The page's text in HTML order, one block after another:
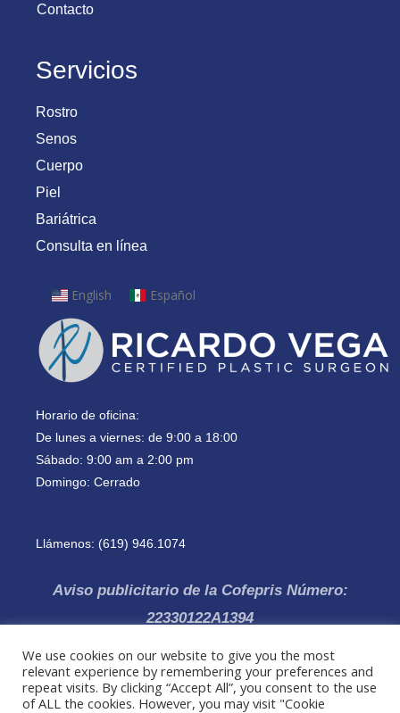
Contacto
Servicios
Rostro
Senos
Cuerpo
Piel
Bariátrica
Consulta en línea
English Español
Horario de oficina:
De lunes a viernes: de 9:00 a 18:00
Sábado: 9:00 am a 2:00 pm
Domingo: Cerrado
Llámenos: (619) 946.1074
Aviso publicitario de la Cofepris Número:
22330122A1394
Todos los derechos reservados 2021 © Dr Ricardo Vega, Cirujano
Plástico y Estético Especialista | Política de Privacidad |Clínica ubicada
en Tijuana (Baja California, México)
We use cookies on our website to give you the most
relevant experience by remembering your preferences and
repeat visits. By clicking “Accept All”, you consent to the use
of ALL the cookies. However, you may visit "Cookie